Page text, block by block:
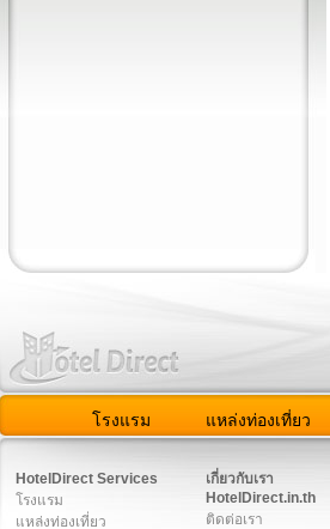
โรงแรม แหล่งท่องเที่ยว
HotelDirect Services
โรงแรม
แหล่งท่องเที่ยว
เกี่ยวกับเรา
HotelDirect.in.th
ติดต่อเรา